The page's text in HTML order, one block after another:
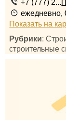
+7 (777) 2...
ежедневно,
Показать на
Рубрики:
строительные